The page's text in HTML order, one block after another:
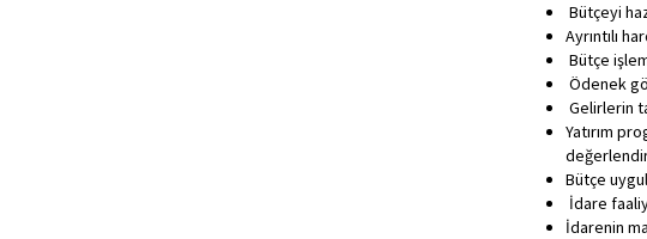
Bütçeyi
Ayrıntılı
Bütçe
Ödenek
Gelirlerin
Yatırım
Bütçe
İdare
İdarenin